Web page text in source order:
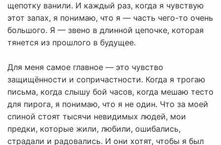
щепотку ванили. И каждый раз, когда я чувствую
этот запах, я понимаю, что я — часть чего-то очень
большого. Я — звено в длинной цепочке, которая
тянется из прошлого в будущее.
Для меня самое главное — это чувство
защищённости и сопричастности. Когда я трогаю
письма, когда слышу бой часов, когда мешаю тесто
для пирога, я понимаю, что я не один. Что за моей
спиной стоят тысячи невидимых людей, мои
предки, которые жили, любили, ошибались,
страдали и радовались. И они хотят, чтобы я был